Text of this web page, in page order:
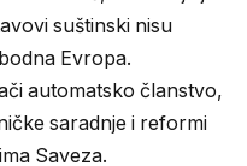
suštinski nisu
Evropa.
automatsko članstvo,
saradnje i reformi
Saveza.